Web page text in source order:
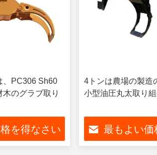
、PC306 Sh60
のグラブ取り
を得なさい
4トンは農場の製造
小型油圧丸太取り
最もよい価